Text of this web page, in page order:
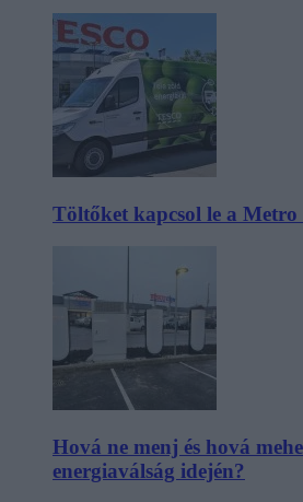
Töltőket kapcsol le a Metro
Hová ne menj és hová
energiaválság idején?